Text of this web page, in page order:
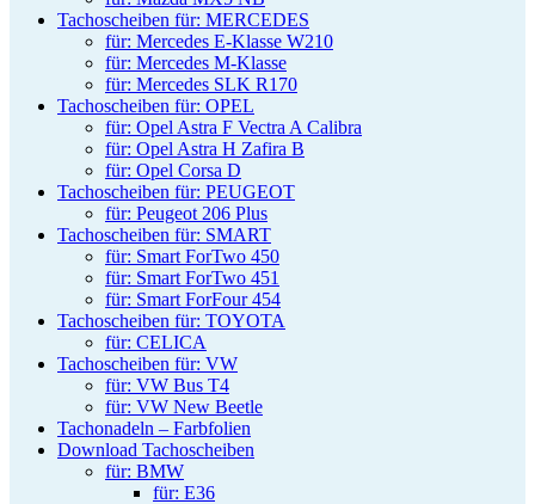
Tachoscheiben für: MERCEDES
für: Mercedes E-Klasse W210
für: Mercedes M-Klasse
für: Mercedes SLK R170
Tachoscheiben für: OPEL
für: Opel Astra F Vectra A Calibra
für: Opel Astra H Zafira B
für: Opel Corsa D
Tachoscheiben für: PEUGEOT
für: Peugeot 206 Plus
Tachoscheiben für: SMART
für: Smart ForTwo 450
für: Smart ForTwo 451
für: Smart ForFour 454
Tachoscheiben für: TOYOTA
für: CELICA
Tachoscheiben für: VW
für: VW Bus T4
für: VW New Beetle
Tachonadeln – Farbfolien
Download Tachoscheiben
für: BMW
für: E36